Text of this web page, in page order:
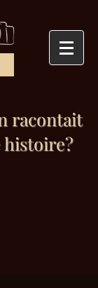
racontait
histoire?